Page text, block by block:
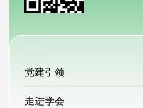
党建引领
走进学会